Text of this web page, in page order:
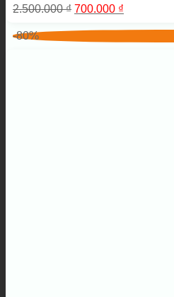
2.500.000₫ Giá
là:
2.500.000 ₫.
700.000 ₫
tại
là:
-80%